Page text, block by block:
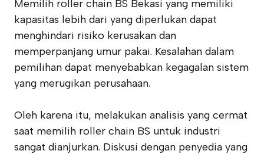
Memilih roller chain BS Bekasi yang memiliki
kapasitas lebih dari yang diperlukan dapat
menghindari risiko kerusakan dan
memperpanjang umur pakai. Kesalahan dalam
pemilihan dapat menyebabkan kegagalan sistem
yang merugikan perusahaan.
Oleh karena itu, melakukan analisis yang cermat
saat memilih roller chain BS untuk industri
sangat dianjurkan. Diskusi dengan penyedia yang